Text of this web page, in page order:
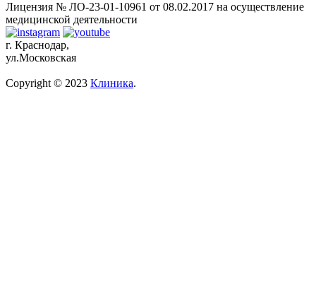
Лицензия № ЛО-23-01-10961 от 08.02.2017 на осуществление
медицинской деятельности
г. Краснодар,
ул.Московская
Copyright © 2023 Клиника.